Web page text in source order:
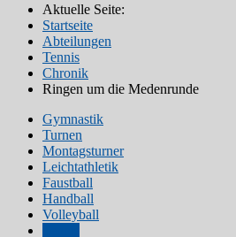
Aktuelle Seite:
Startseite
Abteilungen
Tennis
Chronik
Ringen um die Medenrunde
Gymnastik
Turnen
Montagsturner
Leichtathletik
Faustball
Handball
Volleyball